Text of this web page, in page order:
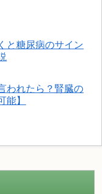
と糖尿病のサイン
われたら？腎臓の
能】